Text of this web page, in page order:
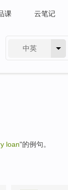
课 云笔记
中英
loan"的例句。